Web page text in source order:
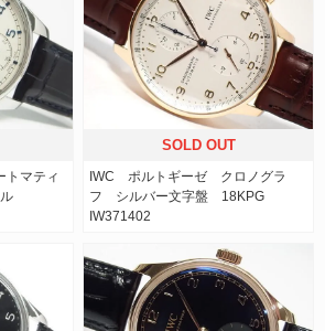
トマティ
ル
SOLD OUT
IWC ポルトギーゼ クロノグラ
フ シルバー文字盤 18KPG
IW371402